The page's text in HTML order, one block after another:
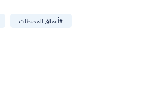
#أعماق المحيطات